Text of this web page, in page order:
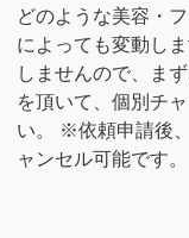
どのような美容・
によっても変動し
しませんので、ま
を頂いて、個別チ
い。 ※依頼申請後
ャンセル可能です。